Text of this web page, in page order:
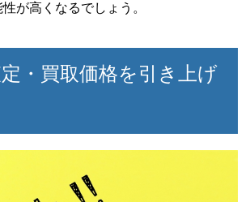
が高くなるでしょう。
・買取価格を引き上げ